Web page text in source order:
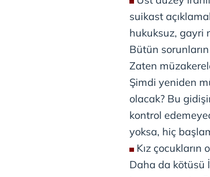
suikast
hukuksuz, gayri
Bütün
Zaten
Şimdi yeniden
olacak? Bu
kontrol
yoksa, hiç
Kız
Daha da kötüsü